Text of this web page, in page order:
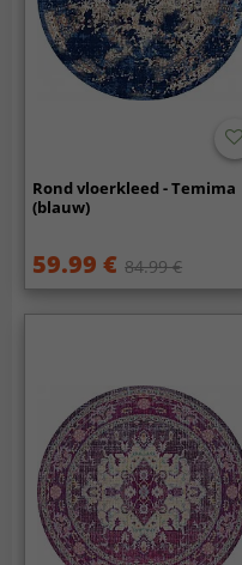
Rond vloerkleed - Temima
(blauw)
59.99 € 84.99 €